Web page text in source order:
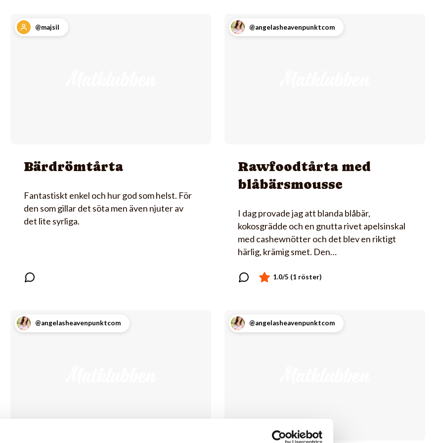
@majsil
Bärdrömtårta
Fantastiskt enkel och hur god som helst. För
den som gillar det söta men även njuter av
det lite syrliga.
@angelasheavenpunktcom
Rawfoodtårta med
blåbärsmousse
I dag provade jag att blanda blåbär,
kokosgrädde och en gnutta rivet apelsinskal
med cashewnötter och det blev en riktigt
härlig, krämig smet. Den…
@angelasheavenpunktcom @angelasheavenpunktcom